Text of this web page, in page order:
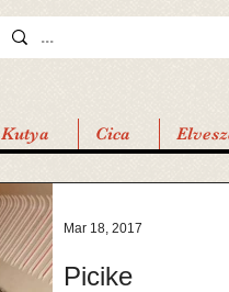
Kutya Cica
Picike
Mar 18, 2017